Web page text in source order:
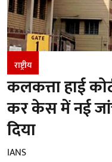
राष्ट्रीय
कलकत्ता हाई
कर केस में नई
दिया
IANS